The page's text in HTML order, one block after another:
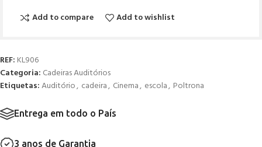
Add to compare Add to wishlist
REF: KL906
Categoria: Cadeiras Auditórios
Etiquetas:Auditório, cadeira, Cinema, escola, Poltrona
Entrega em todo o País
3 anos de Garantia